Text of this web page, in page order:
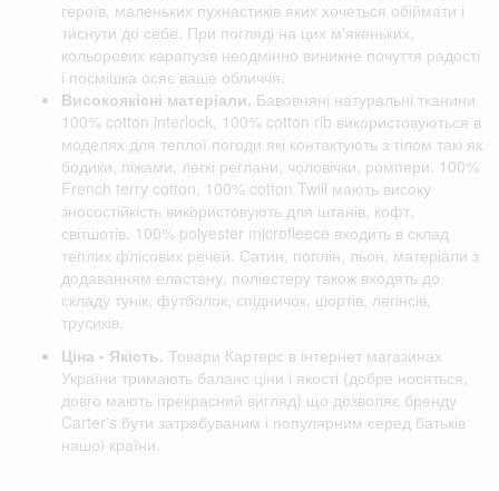
героїв, маленьких пухнастиків яких хочеться обіймати і
тиснути до себе. При погляді на цих м'якеньких,
кольорових карапузів неодмінно виникне почуття радості
і посмішка осяє ваше обличчя.
Високоякісні матеріали. Бавовняні натуральні тканини
100% cotton interlock, 100% cotton rib використовуються в
моделях для теплої погоди які контактують з тілом такі як
бодики, піжами, легкі реглани, чоловічки, ромпери. 100%
French terry cotton, 100% cotton Twill мають високу
зносостійкість використовують для штанів, кофт,
світшотів. 100% polyester microfleece входить в склад
теплих флісових речей. Сатин, поплін, льон, матеріали з
додаванням еластану, поліестеру також входять до
складу тунік, футболок, спідничок, шортів, легінсів,
трусиків.
Ціна - Якість. Товари Картерс в інтернет магазинах
України тримають баланс ціни і якості (добре носяться,
довго мають прекрасний вигляд) що дозволяє бренду
Carter's бути затребуваним і популярним серед батьків
нашої країни.